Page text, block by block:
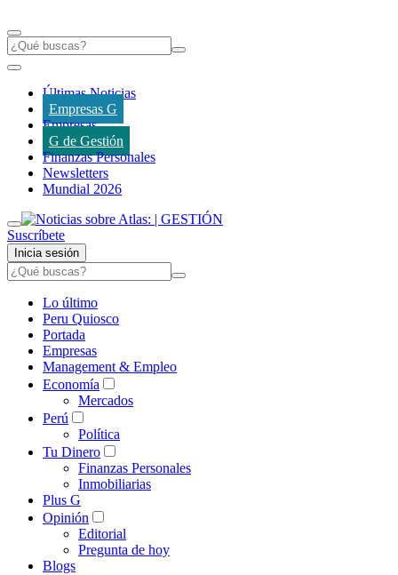
Últimas Noticias
Empresas G
Empresas
G de Gestión
Finanzas Personales
Newsletters
Mundial 2026
Suscríbete
Inicia sesión
Lo último
Peru Quiosco
Portada
Empresas
Management & Empleo
Economía
Mercados
Perú
Política
Tu Dinero
Finanzas Personales
Inmobiliarias
Plus G
Opinión
Editorial
Pregunta de hoy
Blogs